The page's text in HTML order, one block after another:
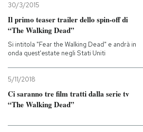
30/3/2015
Il primo teaser trailer dello spin-off di
“The Walking Dead”
Si intitola "Fear the Walking Dead" e andrà in
onda quest'estate negli Stati Uniti
5/11/2018
Ci saranno tre film tratti dalla serie tv
“The Walking Dead”